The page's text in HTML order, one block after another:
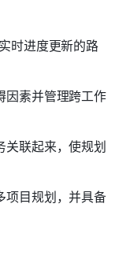
时进度更新的路
因素并管理跨工作
关联起来，使规划
项目规划，并具备